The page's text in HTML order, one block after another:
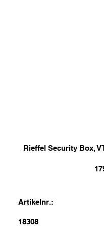
Rieffel Security Box,
Artikelnr.:
18308